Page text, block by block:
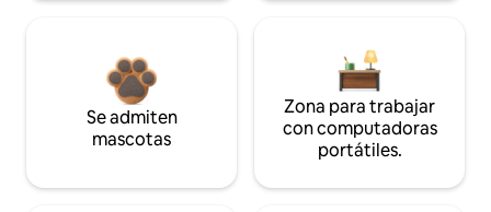
Se admiten
mascotas
Zona para trabajar
con computadoras
portátiles.